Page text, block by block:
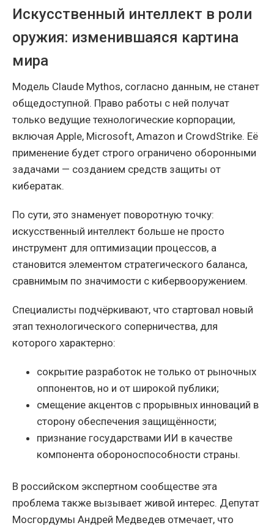
Искусственный интеллект в роли
оружия: изменившаяся картина
мира
Модель Claude Mythos, согласно данным, не станет
общедоступной. Право работы с ней получат
только ведущие технологические корпорации,
включая Apple, Microsoft, Amazon и CrowdStrike. Её
применение будет строго ограничено оборонными
задачами — созданием средств защиты от
кибератак.
По сути, это знаменует поворотную точку:
искусственный интеллект больше не просто
инструмент для оптимизации процессов, а
становится элементом стратегического баланса,
сравнимым по значимости с кибервооружением.
Специалисты подчёркивают, что стартовал новый
этап технологического соперничества, для
которого характерно:
сокрытие разработок не только от рыночных
оппонентов, но и от широкой публики;
смещение акцентов с прорывных инноваций в
сторону обеспечения защищённости;
признание государствами ИИ в качестве
компонента обороноспособности страны.
В российском экспертном сообществе эта
проблема также вызывает живой интерес. Депутат
Мосгордумы Андрей Медведев отмечает, что